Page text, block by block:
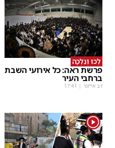
לְכוּ וְנֵלְכָה
פרשת ראה: כל אירועי השבת
ברחבי העיר
דב אייזנר |
17:41
1